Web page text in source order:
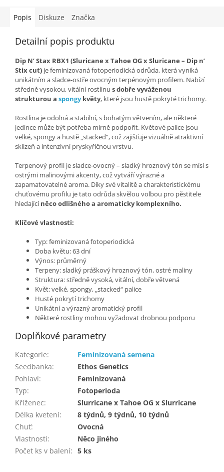
Popis Diskuze Značka
Detailní popis produktu
Dip N’ Stax RBX1 (Sluricane x Tahoe OG x Sluricane – Dip n’
Stix cut) je feminizovaná fotoperiodická odrůda, která vyniká
unikátním a sladce-ostře ovocným terpénovým profilem. Nabízí
středně vysokou, vitální rostlinu s dobře vyváženou
strukturou a spongykvěty, které jsou hustě pokryté trichomy.
Rostlina je odolná a stabilní, s bohatým větvením, ale některé
jedince může být potřeba mírně podpořit. Květové palice jsou
velké, spongy a hustě „stacked“, což zajišťuje vizuálně atraktivní
sklizeň a intenzivní pryskyřičnou vrstvu.
Terpenový profil je sladce-ovocný – sladký hroznový tón se mísí s
ostrými malinovými akcenty, což vytváří výrazné a
zapamatovatelné aroma. Díky své vitalitě a charakteristickému
chuťovému profilu je tato odrůda skvělou volbou pro pěstitele
hledajícíněco odlišného a aromaticky komplexního.
Klíčové vlastnosti:
Typ: feminizovaná fotoperiodická
Doba květu: 63 dní
Výnos: průměrný
Terpeny: sladký práškový hroznový tón, ostré maliny
Struktura: středně vysoká, vitální, dobře větvená
Květ: velké, spongy, „stacked“ palice
Husté pokrytí trichomy
Unikátní a výrazný aromatický profil
Některé rostliny mohou vyžadovat drobnou podporu
Doplňkové parametry
Kategorie:
Feminizovaná semena
Seedbanka:
Ethos Genetics
Pohlaví:
Feminizovaná
Typ:
Fotoperioda
Kříženec:
Slurricane x Tahoe OG x Slurricane
Délka kvetení:
8 týdnů, 9 týdnů, 10 týdnů
Chuť:
Ovocná
Vlastnosti:
Něco jiného
Počet ks v balení: 5 ks